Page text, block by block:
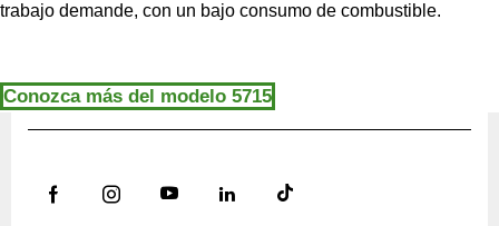
trabajo demande, con un bajo consumo de combustible.
Conozca más del modelo 5715